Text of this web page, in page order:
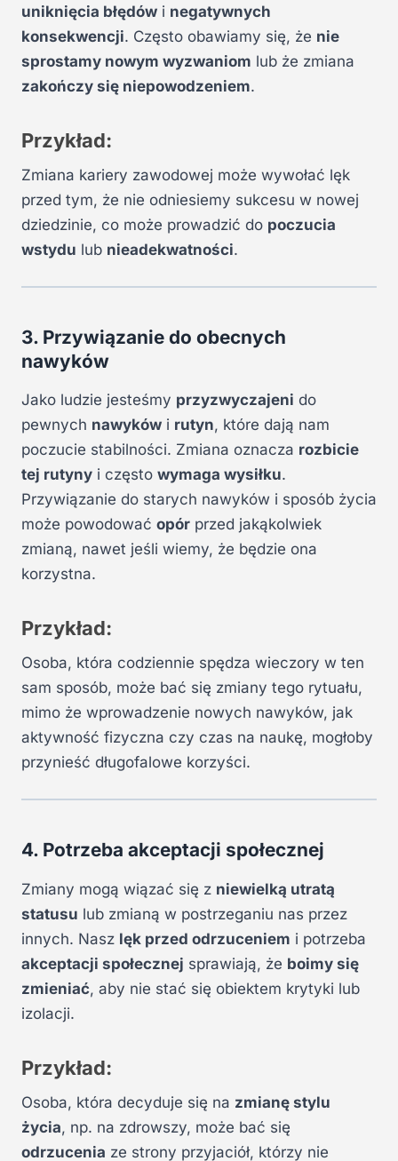
uniknięcia błędów i negatywnych
konsekwencji. Często obawiamy się, że nie
sprostamy nowym wyzwaniom lub że zmiana
zakończy się niepowodzeniem.
Przykład:
Zmiana kariery zawodowej może wywołać lęk
przed tym, że nie odniesiemy sukcesu w nowej
dziedzinie, co może prowadzić do poczucia
wstydu lub nieadekwatności.
3. Przywiązanie do obecnych
nawyków
Jako ludzie jesteśmy przyzwyczajeni do
pewnych nawyków i rutyn, które dają nam
poczucie stabilności. Zmiana oznacza rozbicie
tej rutyny i często wymaga wysiłku.
Przywiązanie do starych nawyków i sposób życia
może powodować opór przed jakąkolwiek
zmianą, nawet jeśli wiemy, że będzie ona
korzystna.
Przykład:
Osoba, która codziennie spędza wieczory w ten
sam sposób, może bać się zmiany tego rytuału,
mimo że wprowadzenie nowych nawyków, jak
aktywność fizyczna czy czas na naukę, mogłoby
przynieść długofalowe korzyści.
4. Potrzeba akceptacji społecznej
Zmiany mogą wiązać się z niewielką utratą
statusu lub zmianą w postrzeganiu nas przez
innych. Nasz lęk przed odrzuceniem i potrzeba
akceptacji społecznej sprawiają, że boimy się
zmieniać, aby nie stać się obiektem krytyki lub
izolacji.
Przykład:
Osoba, która decyduje się na zmianę stylu
życia, np. na zdrowszy, może bać się
odrzucenia ze strony przyjaciół, którzy nie